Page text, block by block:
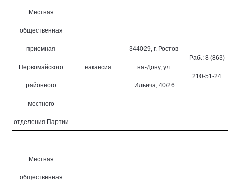
Местная
общественная
приемная
Первомайского
районного
местного
отделения Партии
вакансия
344029, г. Ростов-
на-Дону, ул.
Ильича, 40/26
Раб.: 8 (863)
210-51-24
Местная
общественная